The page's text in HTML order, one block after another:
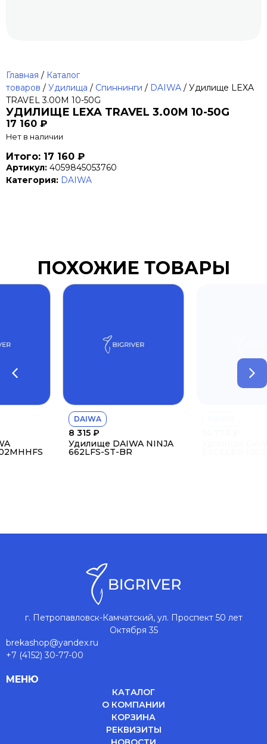
Главная / Каталог
товаров / Удилища / Спиннинги / DAIWA / Удилище LEXA
TRAVEL 3.00M 10-50G
УДИЛИЩЕ LEXA TRAVEL 3.00M 10-50G
17 160 ₽
Нет в наличии
Итого: 17 160 ₽
Артикул: 4059845053760
Категория: DAIWA
ПОХОЖИЕ ТОВАРЫ
Удилище DAIWA NINJA
662LFS-ST-BR
Удилище DAIWA
г. Петропавловск-Камчатский, ул. Проспект 50 лет
Октября 35
brekashop@yandex.ru
+7 (4152) 30-77-00
МЕНЮ
КАТАЛОГ
О КОМПАНИИ
КОРЗИНА
РЕКВИЗИТЫ